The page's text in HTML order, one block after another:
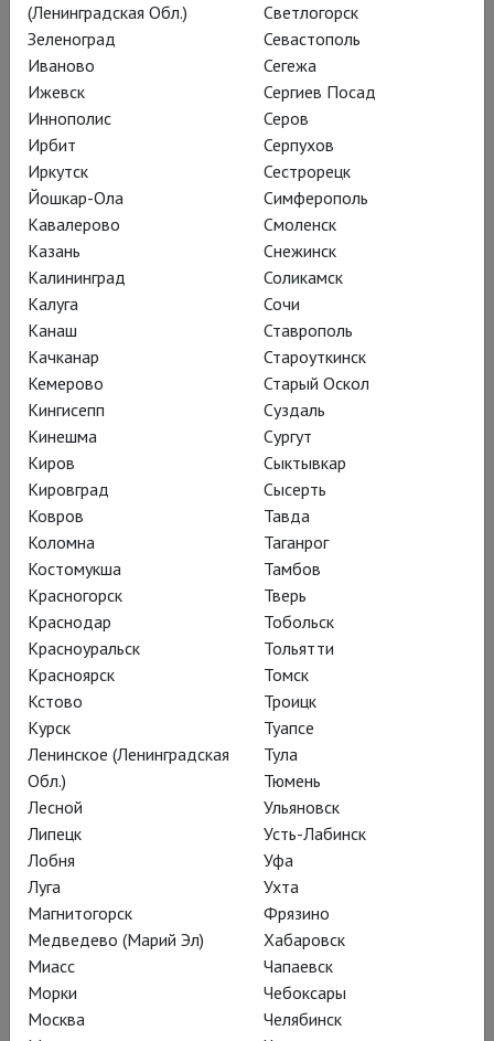
Молодой Маркс
Бурлекс про Карла Маркса, спектакль-первенец нового
театра, основанного экс-худруком Национального –
Николасом Хайтнером.
Сон в летнюю ночь
Гвендолин Кристи играет Титанию и Ипполиту в
иммерсивной версии шекспировской сказки
(Ленинградская Обл.)
Зеленоград
Иваново
Ижевск
Иннополис
Ирбит
Иркутск
Йошкар-Ола
Кавалерово
Казань
Калининград
Калуга
Канаш
Качканар
Кемерово
Кингисепп
Кинешма
Киров
Кировград
Ковров
Коломна
Костомукша
Красногорск
Краснодар
Красноуральск
Красноярск
Кстово
Курск
Ленинское (Ленинградская
Обл.)
Лесной
Липецк
Лобня
Луга
Магнитогорск
Медведево (Марий Эл)
Миасс
Морки
Москва
Светлогорск
Севастополь
Сегежа
Сергиев Посад
Серов
Серпухов
Сестрорецк
Симферополь
Смоленск
Снежинск
Соликамск
Сочи
Ставрополь
Староуткинск
Старый Оскол
Суздаль
Сургут
Сыктывкар
Сысерть
Тавда
Таганрог
Тамбов
Тверь
Тобольск
Тольятти
Томск
Троицк
Туапсе
Тула
Тюмень
Ульяновск
Усть-Лабинск
Уфа
Ухта
Фрязино
Хабаровск
Чапаевск
Чебоксары
Челябинск